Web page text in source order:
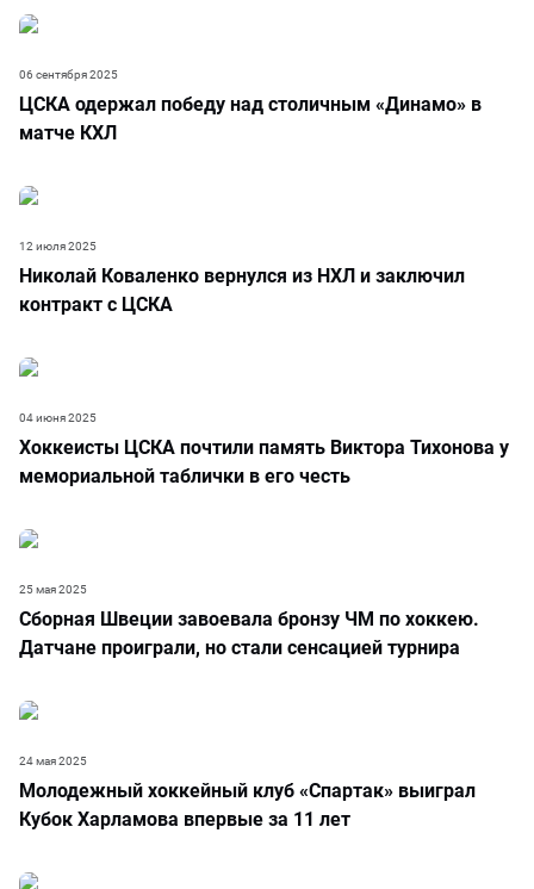
ЦСКА одержал победу над столичным «Динамо» в
матче КХЛ
06 сентября 2025
Николай Коваленко вернулся из НХЛ и заключил
контракт с ЦСКА
12 июля 2025
Хоккеисты ЦСКА почтили память Виктора Тихонова у
мемориальной таблички в его честь
04 июня 2025
Сборная Швеции завоевала бронзу ЧМ по хоккею.
Датчане проиграли, но стали сенсацией турнира
25 мая 2025
Молодежный хоккейный клуб «Спартак» выиграл
Кубок Харламова впервые за 11 лет
24 мая 2025